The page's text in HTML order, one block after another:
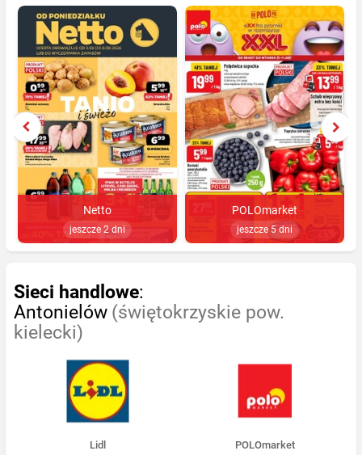
Netto
jeszcze 2 dni
POLOmarket
jeszcze 5 dni
Sieci handlowe:
Antonielów (świętokrzyskie pow.
kielecki)
Lidl POLOmarket